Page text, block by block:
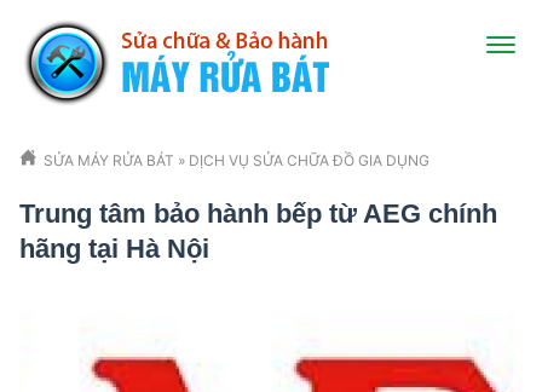
SỬA MÁY RỬA BÁT » DỊCH VỤ SỬA CHỮA ĐỒ GIA DỤNG
Trung tâm bảo hành bếp từ AEG chính
hãng tại Hà Nội